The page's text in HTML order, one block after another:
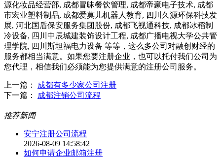
源化妆品经营部, 成都冒昧餐饮管理, 成都帝豪电子技术, 成都
市宏业塑料制品, 成都爱莫儿机器人教育, 四川久源环保科技发
展, 河北国盾保安服务集团股份, 成都飞视通科技, 成都冰稻制
冷设备, 四川中辰城建装饰设计工程, 成都广播电视大学公共管
理学院, 四川斯坦福电力设备 等等，这么多公司对融创财经的
服务都相当满意。如果您要注册企业，也可以托付我们公司为
您代理，相信我们必须能为您提供满意的注册公司服务。
上一篇：
成都有多少家公司注册
下一篇：
成都注销公司流程
推荐新闻
安宁注册公司流程
2026-08-09 14:58:42
如何申请企业邮箱注册